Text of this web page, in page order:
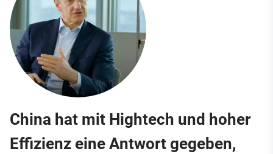
China hat mit Hightech und hoher
Effizienz eine Antwort gegeben,